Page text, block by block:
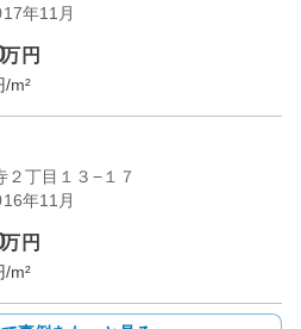
年11月
万円
/m²
丁目１３−１７
年11月
万円
/m²